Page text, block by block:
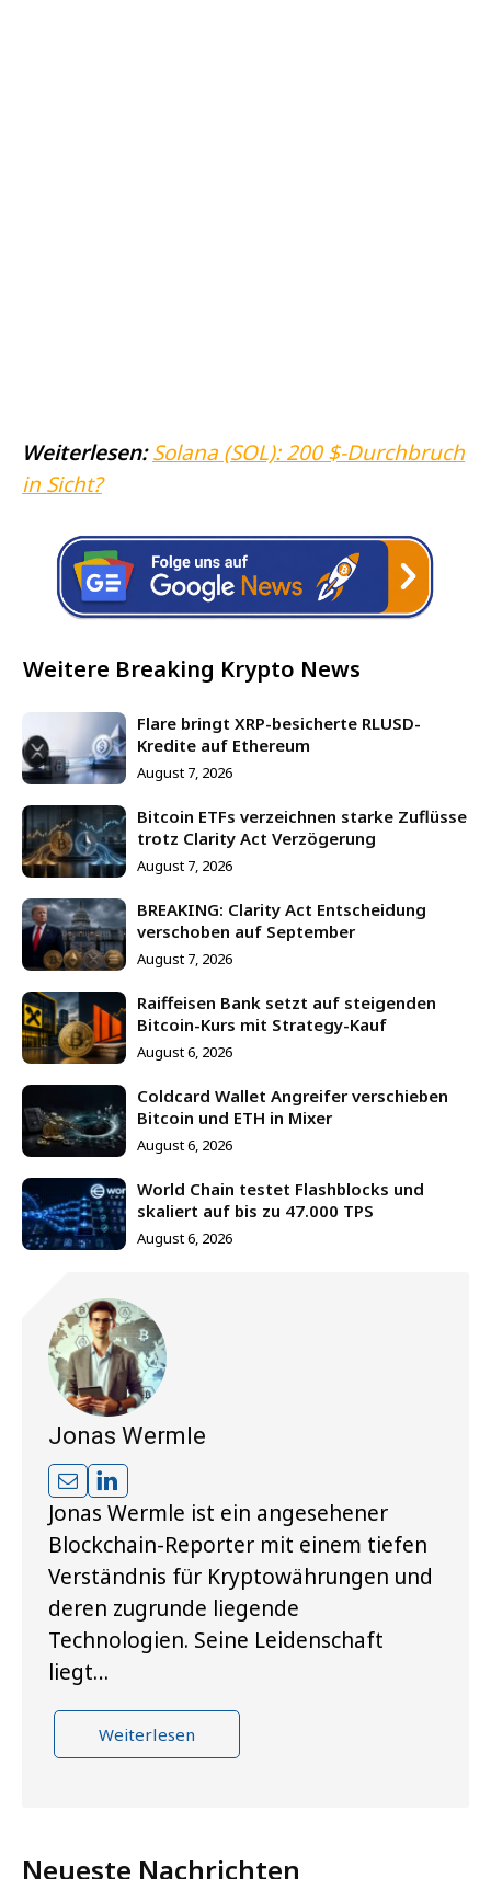
Weiterlesen:Solana (SOL): 200 $-Durchbruch
in Sicht?
Weitere Breaking Krypto News
Flare bringt XRP-besicherte RLUSD-
Kredite auf Ethereum
August 7, 2026
Bitcoin ETFs verzeichnen starke Zuflüsse
trotz Clarity Act Verzögerung
August 7, 2026
BREAKING: Clarity Act Entscheidung
verschoben auf September
August 7, 2026
Raiffeisen Bank setzt auf steigenden
Bitcoin-Kurs mit Strategy-Kauf
August 6, 2026
Coldcard Wallet Angreifer verschieben
Bitcoin und ETH in Mixer
August 6, 2026
World Chain testet Flashblocks und
skaliert auf bis zu 47.000 TPS
August 6, 2026
Jonas Wermle
Jonas Wermle ist ein angesehener
Blockchain-Reporter mit einem tiefen
Verständnis für Kryptowährungen und
deren zugrunde liegende
Technologien. Seine Leidenschaft
liegt…
Weiterlesen
Neueste Nachrichten